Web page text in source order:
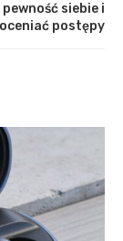
siebie i
postępy